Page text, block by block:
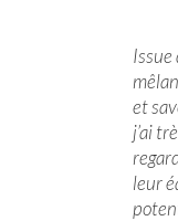
Issue
et
j’ai
leur